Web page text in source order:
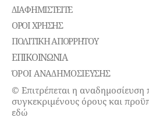
ΔΙΑΦΗΜΙΣΤΕΊΤΕ
ΌΡΟΙ ΧΡΉΣΗΣ
ΠΟΛΙΤΙΚΉ ΑΠΟΡΡΉΤΟΥ
ΕΠΙΚΟΙΝΩΝΊΑ
ΌΡΟΙ ΑΝΑΔΗΜΟΣΙΕΥΣΗΣ
© Επιτρέπεται η
συγκεκριμένους όρους και
εδώ